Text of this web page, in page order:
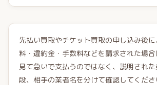
先払い買取やチケット買取の申し込み後
料・違約金・手数料などを請求された場
見て急いで支払うのではなく、説明され
段、相手の業者名を分けて確認してくださ